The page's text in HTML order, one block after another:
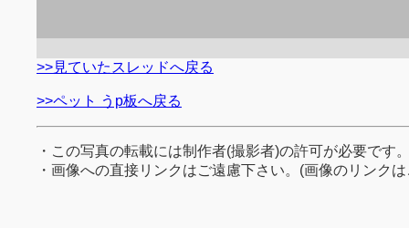
>>見ていたスレッドへ戻る
>>ペット うp板へ戻る
・この写真の転載には制作者(撮影者)の許可が必要です
・画像への直接リンクはご遠慮下さい。(画像のリンク